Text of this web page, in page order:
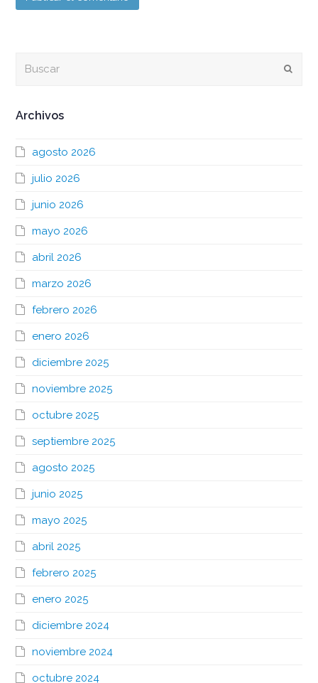
Archivos
agosto 2026
julio 2026
junio 2026
mayo 2026
abril 2026
marzo 2026
febrero 2026
enero 2026
diciembre 2025
noviembre 2025
octubre 2025
septiembre 2025
agosto 2025
junio 2025
mayo 2025
abril 2025
febrero 2025
enero 2025
diciembre 2024
noviembre 2024
octubre 2024